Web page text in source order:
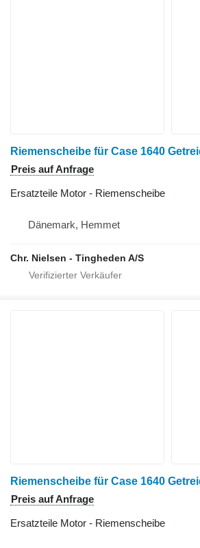
Riemenscheibe für Case 1640
Preis auf Anfrage
Ersatzteile Motor - Riemenscheibe
Dänemark, Hemmet
Chr. Nielsen - Tingheden A/S
Riemenscheibe für Case 1640
Preis auf Anfrage
Ersatzteile Motor - Riemenscheibe